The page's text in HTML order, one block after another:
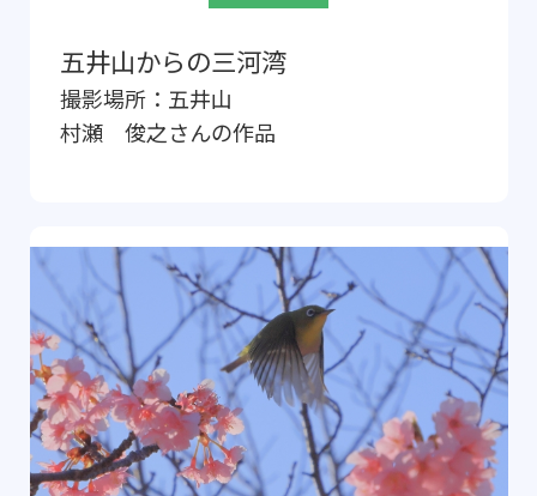
五井山からの三河湾
撮影場所： 五井山
村瀬 俊之さんの作品